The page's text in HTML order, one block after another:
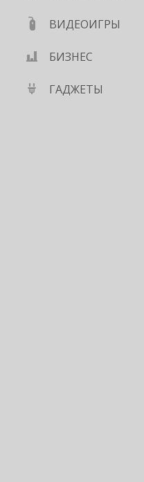
ВИДЕОИГРЫ
БИЗНЕС
ГАДЖЕТЫ